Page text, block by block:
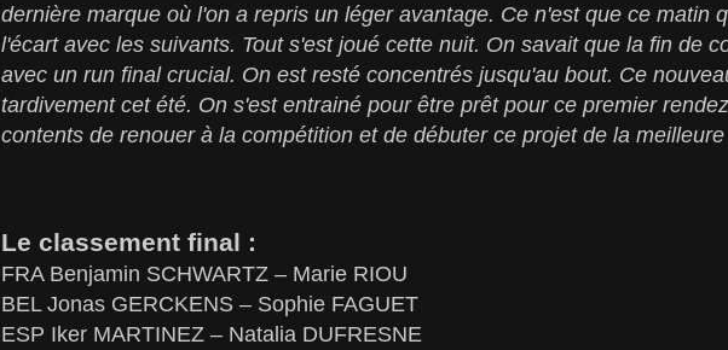
dernière marque où l'on a repris un léger avantage. Ce n'est que ce matin
l'écart avec les suivants. Tout s'est joué cette nuit. On savait que la fin de
avec un run final crucial. On est resté concentrés jusqu'au bout. Ce
tardivement cet été. On s'est entrainé pour être prêt pour ce premier
contents de renouer à la compétition et de débuter ce projet de la
Le classement final :
FRA Benjamin SCHWARTZ – Marie RIOU
BEL Jonas GERCKENS – Sophie FAGUET
ESP Iker MARTINEZ – Natalia DUFRESNE